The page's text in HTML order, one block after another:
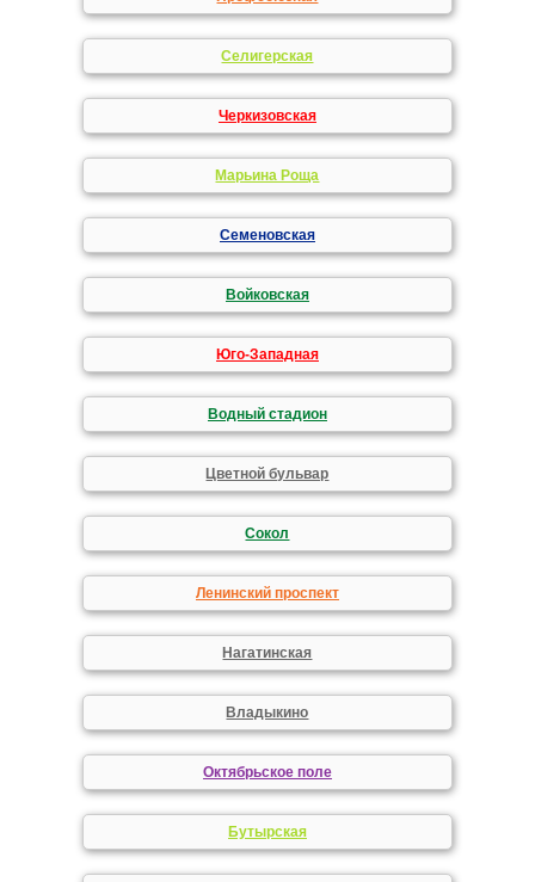
Селигерская
Черкизовская
Марьина Роща
Семеновская
Войковская
Юго-Западная
Водный стадион
Цветной бульвар
Сокол
Ленинский проспект
Нагатинская
Владыкино
Октябрьское поле
Бутырская